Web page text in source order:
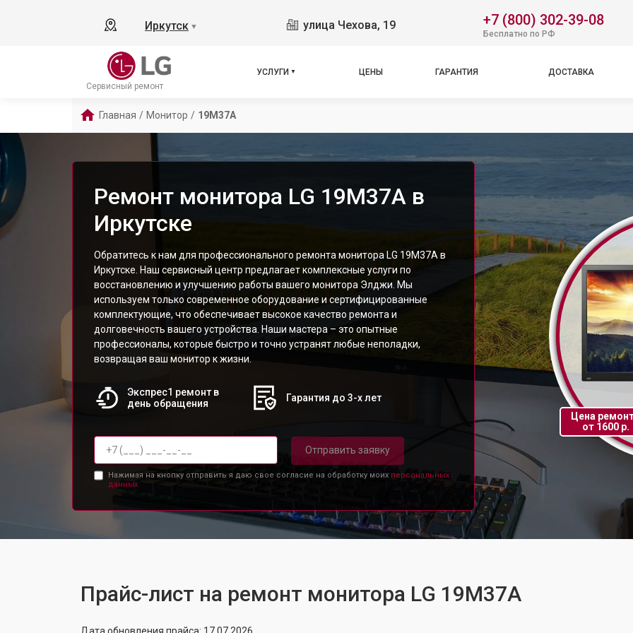
Иркутск ▼ улица Чехова, 19 +7 (800) 302-39-08
Бесплатно по РФ
Сервисный ремонт
УСЛУГИ ЦЕНЫ ГАРАНТИЯ ДОСТАВКА
Главная / Монитор / 19M37A
Ремонт монитора LG 19M37A в
Иркутске
Обратитесь к нам для профессионального ремонта монитора LG 19M37A в
Иркутске. Наш сервисный центр предлагает комплексные услуги по
восстановлению и улучшению работы вашего монитора Элджи. Мы
используем только современное оборудование и сертифицированные
комплектующие, что обеспечивает высокое качество ремонта и
долговечность вашего устройства. Наши мастера – это опытные
профессионалы, которые быстро и точно устранят любые неполадки,
возвращая ваш монитор к жизни.
Экспрес1 ремонт в
день обращения
Гарантия до 3-х лет
Отправить заявку
Нажимая на кнопку отправить я даю свое согласие на обработку моих персональных
данных.
Цена
от 1600 р.
Прайс-лист на ремонт монитора LG 19M37A
Дата обновления прайса: 17.07.2026